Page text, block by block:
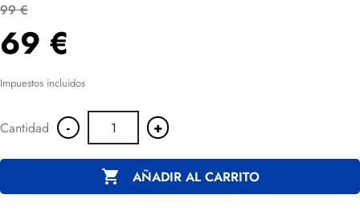
99 €
69 €
Impuestos incluidos
Cantidad - +
 AÑADIR AL CARRITO